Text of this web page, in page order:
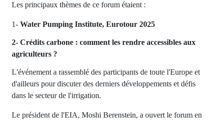
Les principaux thèmes de ce forum étaient :
1- Water Pumping Institute, Eurotour 2025
2- Crédits carbone : comment les rendre accessibles aux
agriculteurs ?
L'événement a rassemblé des participants de toute l'Europe et
d'ailleurs pour discuter des derniers développements et défis
dans le secteur de l'irrigation.
Le président de l'EIA, Moshi Berenstein, a ouvert le forum en